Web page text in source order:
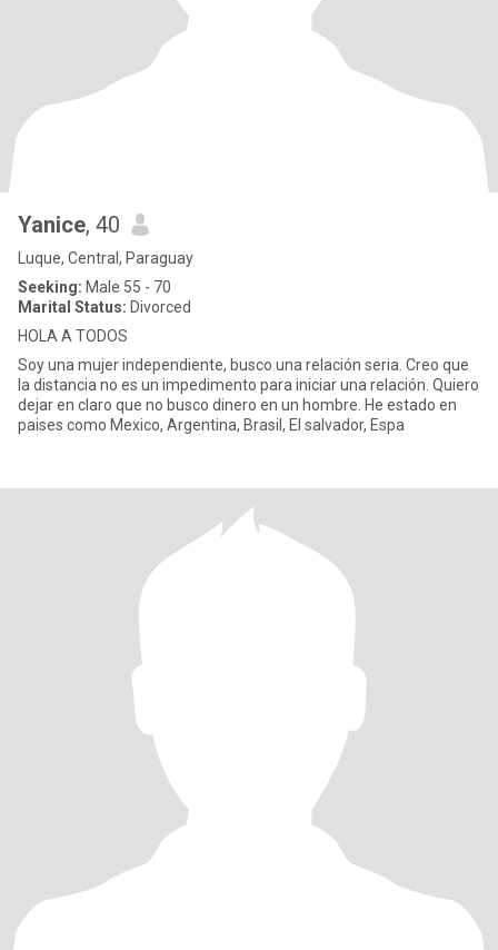
Yanice, 40
Luque, Central, Paraguay
Seeking: Male 55 - 70
Marital Status: Divorced
HOLA A TODOS
Soy una mujer independiente, busco una relación seria. Creo que
la distancia no es un impedimento para iniciar una relación. Quiero
dejar en claro que no busco dinero en un hombre. He estado en
paises como Mexico, Argentina, Brasil, El salvador, Espa